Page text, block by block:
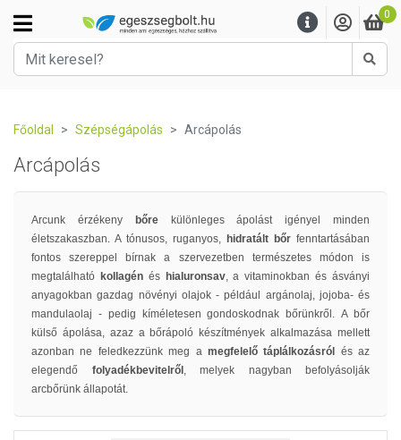
0
Főoldal Szépségápolás Arcápolás
Arcápolás
Arcunk érzékeny bőre
különleges ápolást igényel minden
életszakaszban. A tónusos, ruganyos, hidratált bőr fenntartásában
fontos szereppel bírnak a szervezetben természetes módon is
megtalálható kollagén és hialuronsav, a vitaminokban és ásványi
anyagokban gazdag növényi olajok - például argánolaj, jojoba- és
mandulaolaj - pedig kíméletesen gondoskodnak bőrünkről. A bőr
külső ápolása, azaz a bőrápoló készítmények alkalmazása mellett
azonban ne feledkezzünk meg a megfelelő táplálkozásról és az
elegendő folyadékbevitelről , melyek nagyban befolyásolják
arcbőrünk állapotát.